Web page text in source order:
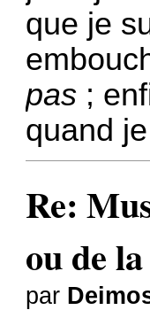
que je
pas ;
quand
Re:
ou de
par